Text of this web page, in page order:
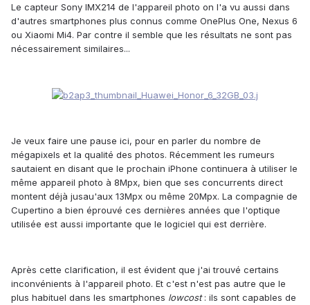
Le capteur Sony IMX214 de l'appareil photo on l'a vu aussi dans
d'autres smartphones plus connus comme OnePlus One, Nexus 6
ou Xiaomi Mi4. Par contre il semble que les résultats ne sont pas
nécessairement similaires...
Je veux faire une pause ici, pour en parler du nombre de
mégapixels et la qualité des photos. Récemment les rumeurs
sautaient en disant que le prochain iPhone continuera à utiliser le
même appareil photo à 8Mpx, bien que ses concurrents direct
montent déjà jusau'aux 13Mpx ou même 20Mpx. La compagnie de
Cupertino a bien éprouvé ces dernières années que l'optique
utilisée est aussi importante que le logiciel qui est derrière.
Après cette clarification, il est évident que j'ai trouvé certains
inconvénients à l'appareil photo. Et c'est n'est pas autre que le
plus habituel dans les smartphones lowcost: ils sont capables de